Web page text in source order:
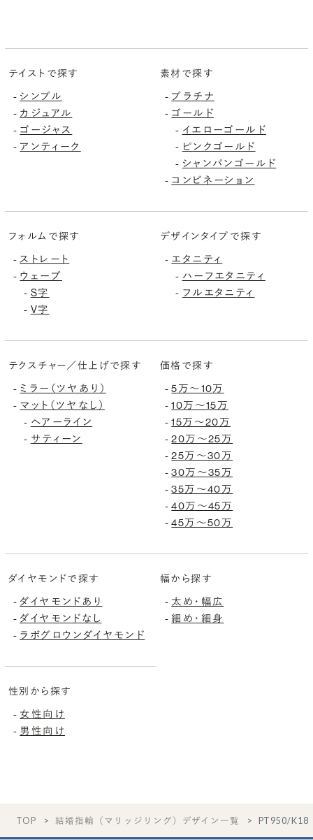
テイストで探す
- シンプル
- カジュアル
- ゴージャス
- アンティーク
素材で探す
- プラチナ
- ゴールド
- イエローゴールド
- ピンクゴールド
- シャンパンゴールド
- コンビネーション
フォルムで探す
-ストレート
- ウェーブ
- S字
- V字
デザインタイプで探す
- エタニティ
- ハーフエタニティ
- フルエタニティ
テクスチャー／仕上げで探す
- ミラー（ツヤあり）
- マット（ツヤなし）
- ヘアーライン
- サティーン
価格で探す
-5万〜10万
-10万〜15万
-15万〜20万
-20万〜25万
-25万〜30万
-30万〜35万
-35万〜40万
-40万〜45万
-45万〜50万
ダイヤモンドで探す
-ダイヤモンドあり
-ダイヤモンドなし
- ラボグロウンダイヤモンド
幅から探す
- 太め・幅広
-細め・細身
性別から探す
- 女性向け
- 男性向け
TOP 結婚指輪（マリッジリング）デザイン一覧 PT950/